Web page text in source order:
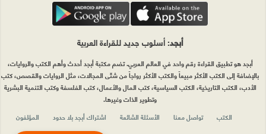
أبجد: أسلوب جديد للقراءة العربية
أبجد هو تطبيق القراءة رقم واحد في العالم العربي. تضم مكتبة أبجد أحدث وأهم الكتب والروايات،
بالإضافة إلى الكتب الأكثر مبيعاً والكتب الأكثر رواجاً من شتّى المجالات، مثل الروايات والقصص، كتب
الأدب، الكتب التاريخية، الكتب السياسية، كتب المال والأعمال، كتب الفلسفة وكتب التنمية البشرية
وتطوير الذات وغيرها.
الكتب
تواصل معنا الأسئلة الشائعة اشتراك أبجد بلا حدود
المؤلفون